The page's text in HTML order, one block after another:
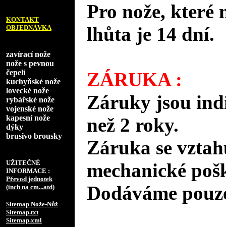
KONTAKT
OBJEDNÁVKA
zavírací nože
nože s pevnou
čepelí
kuchyňské nože
lovecké nože
rybářské nože
vojenské nože
kapesní nože
dýky
brusivo brousky
UŽITEČNÉ
INFORMACE :
Převod jednotek
(inch na cm...atd)
Sitemap Nože-Nůž
Sitemap.txt
Sitemap.xml
Pro nože, které
lhůta je 14 dní.
ZÁRUKA :
Záruky jsou
než 2 roky.
Záruka se
mechanické
Dodáváme